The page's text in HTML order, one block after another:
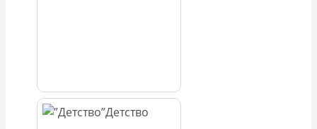
Детство